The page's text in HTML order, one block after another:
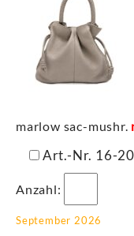
marlow sac-mushr.
Art.-Nr. 16-
Anzahl:
September 2026